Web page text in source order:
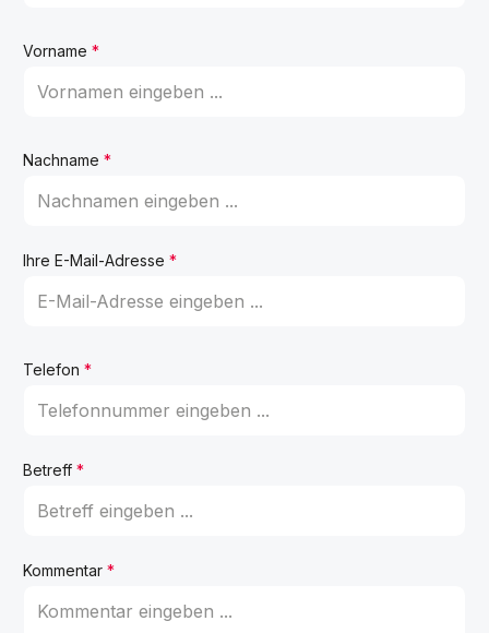
Vorname *
Nachname *
Ihre E-Mail-Adresse *
Telefon *
Betreff *
Kommentar *